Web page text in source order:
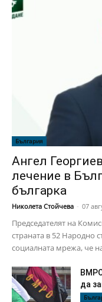
България
Ангел
лечение в
българка
Николета Стойчева - 07
Председателят на
страната в 52 Народно
социалната мрежа, че
да